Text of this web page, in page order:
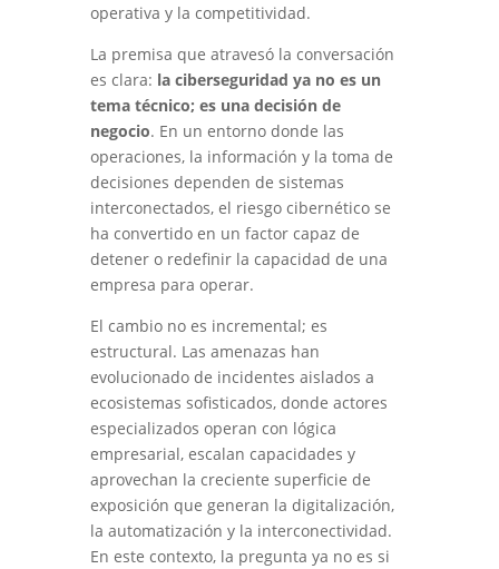
operativa y la competitividad.
La premisa que atravesó la conversación
es clara: la ciberseguridad ya no es un
tema técnico; es una decisión de
negocio. En un entorno donde las
operaciones, la información y la toma de
decisiones dependen de sistemas
interconectados, el riesgo cibernético se
ha convertido en un factor capaz de
detener o redefinir la capacidad de una
empresa para operar.
El cambio no es incremental; es
estructural. Las amenazas han
evolucionado de incidentes aislados a
ecosistemas sofisticados, donde actores
especializados operan con lógica
empresarial, escalan capacidades y
aprovechan la creciente superficie de
exposición que generan la digitalización,
la automatización y la interconectividad.
En este contexto, la pregunta ya no es si